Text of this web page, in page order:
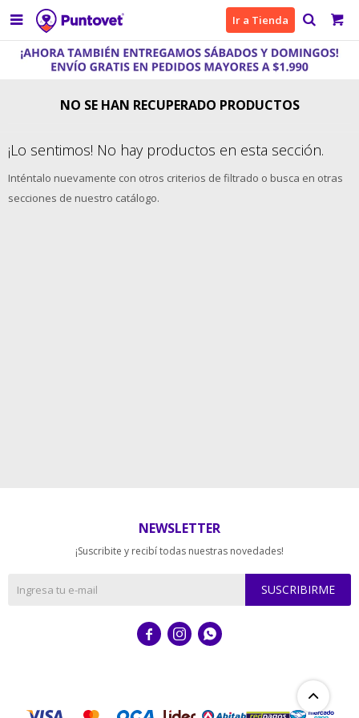
 Ir a Tienda
NO SE HAN RECUPERADO PRODUCTOS
¡Lo sentimos! No hay productos en esta sección.
Inténtalo nuevamente con otros criterios de filtrado o busca en otras
secciones de nuestro catálogo.
NEWSLETTER
¡Suscribite y recibí todas nuestras novedades!
SUSCRIBIRME
  